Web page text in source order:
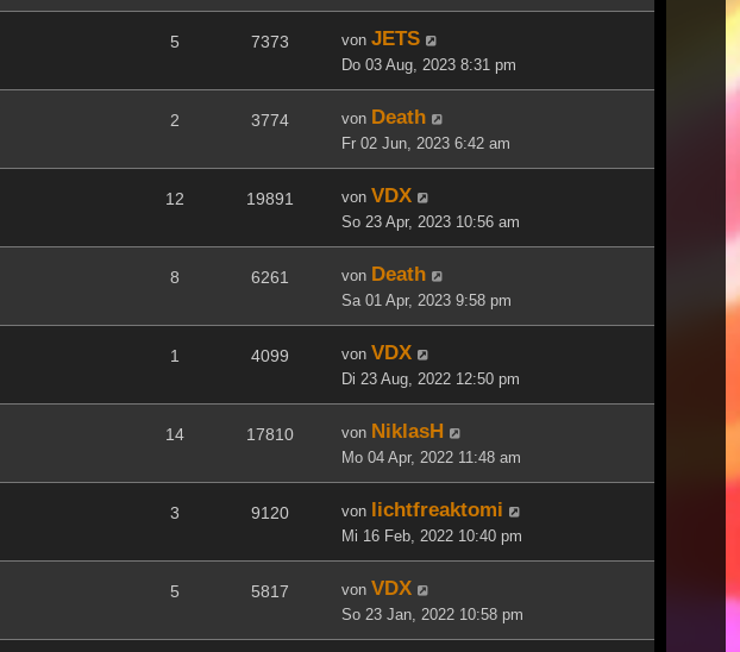
5 7373 von JETS
Do 03 Aug, 2023 8:31 pm
2 3774 von Death
Fr 02 Jun, 2023 6:42 am
12 19891 von VDX
So 23 Apr, 2023 10:56 am
8 6261 von Death
Sa 01 Apr, 2023 9:58 pm
1 4099 von VDX
Di 23 Aug, 2022 12:50 pm
14 17810 von NiklasH
Mo 04 Apr, 2022 11:48 am
3 9120 von lichtfreaktomi
Mi 16 Feb, 2022 10:40 pm
5 5817 von VDX
So 23 Jan, 2022 10:58 pm